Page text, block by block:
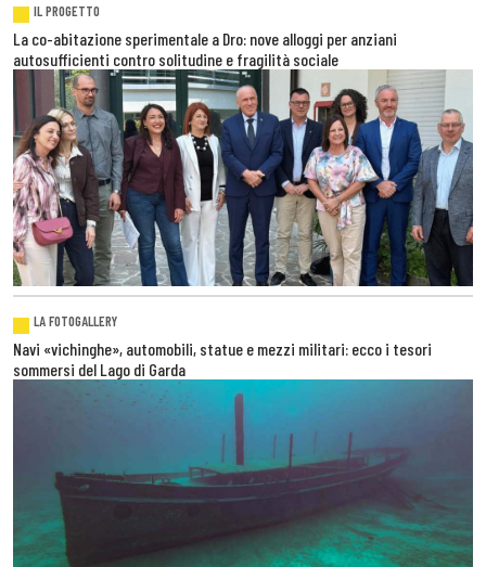
IL PROGETTO
La co-abitazione sperimentale a Dro: nove alloggi per anziani
autosufficienti contro solitudine e fragilità sociale
LA FOTOGALLERY
Navi «vichinghe», automobili, statue e mezzi militari: ecco i tesori
sommersi del Lago di Garda